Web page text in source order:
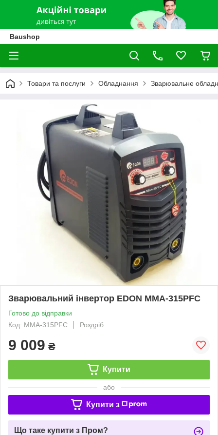
Baushop
Товари та послуги Обладнання Зварювальне
Зварювальний інвертор EDON MMA-315PFC
Готово до відправки
Код: MMA-315PFC
Роздріб
9 009 ₴
Купити
або
Купити з
Що таке купити з Пром?